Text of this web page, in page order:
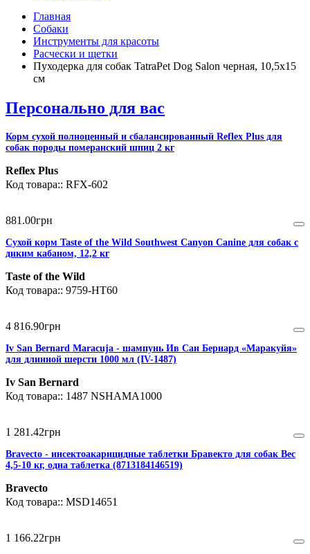
Главная
Собаки
Инструменты для красоты
Расчески и щетки
Пуходерка для собак TatraPet Dog Salon черная, 10,5х15
см
Персонально для вас
Корм сухой полноценный и сбалансированный Reflex Plus для
собак породы померанский шпиц 2 кг
Reflex Plus
RFX-602
881 .00грн
Сухой корм Taste of the Wild Southwest Canyon Canine для собак с
диким кабаном, 12,2 кг
Taste of the Wild
9759-HT60
4 816.90грн
Iv San Bernard Maracuja - шампунь Ив Сан Бернард «Маракуйя»
для длинной шерсти 1000 мл (IV-1487)
Iv San Bernard
1487 NSHAMA1000
1 281 .42грн
Bravecto - инсектоакарицидные таблетки Бравекто для собак Вес
4,5-10 кг, одна таблетка (8713184146519)
Bravecto
MSD14651
1 166.22грн